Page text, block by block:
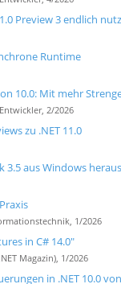
Preview 3 endlich
Runtime
10.0: Mit mehr
2/2026
zu .NET 11.0
3.5 aus Windows heraus
1/2026
in C# 14.0"
Magazin), 1/2026
in .NET 10.0